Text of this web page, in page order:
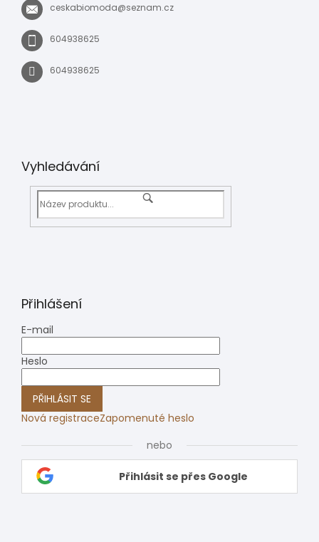
ceskabiomoda@seznam.cz
604938625
604938625
Vyhledávání
Přihlášení
E-mail
Heslo
PŘIHLÁSIT SE
Nová registraceZapomenuté heslo
nebo
Přihlásit se přes Google